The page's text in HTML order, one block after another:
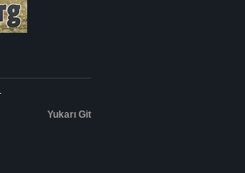
Yukarı Git